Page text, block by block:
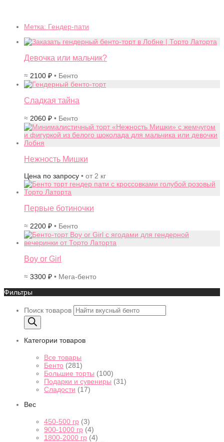
Метка: Гендер-пати
Девочка или мальчик?
≈ 2100 ₽ • Бенто
Сладкая тайна
≈ 2060 ₽ • Бенто
Нежность Мишки
Цена по запросу • от 2 кг
Первые ботиночки
≈ 2200 ₽ • Бенто
Boy or Girl
≈ 3300 ₽ • Мега-бенто
Фильтры
Поиск товаров
Категории товаров
Все товары
Бенто (281)
Большие торты (100)
Подарки и сувениры (31)
Сладости (17)
Вес
450-500 гр (3)
900-1000 гр (4)
1800-2000 гр (4)